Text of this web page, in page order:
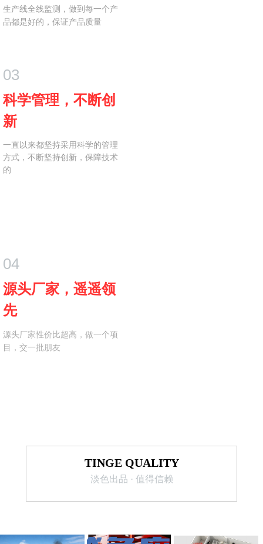
TINGE QUALITY
淡色出品 · 值得信赖
生产线全线监测，做到每一个产
品都是好的，保证产品质量
03
科学管理，不断创
新
一直以来都坚持采用科学的管理
方式，不断坚持创新，保障技术
的
04
源头厂家，遥遥领
先
源头厂家性价比超高，做一个项
目，交一批朋友